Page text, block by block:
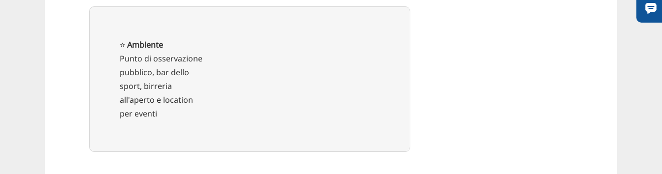
⭐️ Ambiente
Punto di osservazione
pubblico, bar dello
sport, birreria
all'aperto e location
per eventi